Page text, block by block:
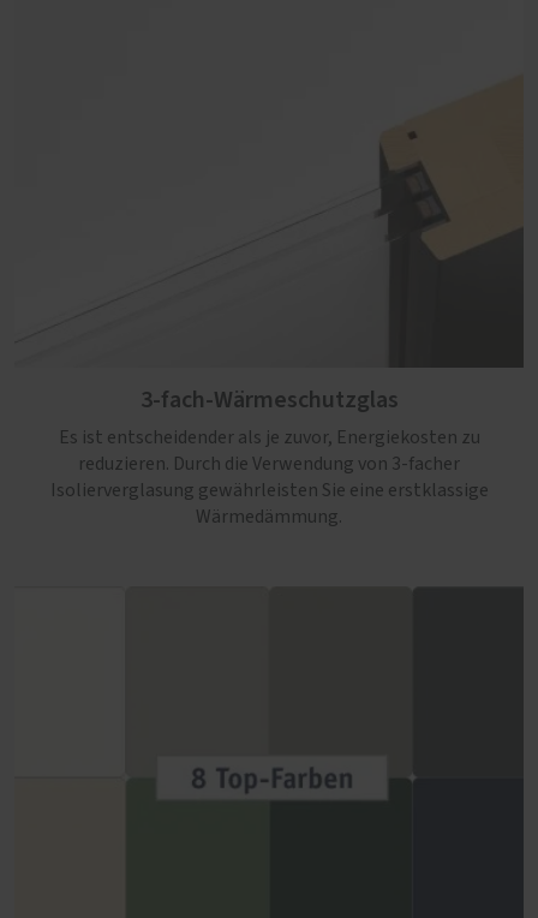
3-fach-Wärmeschutzglas
Es ist entscheidender als je zuvor, Energiekosten zu
reduzieren. Durch die Verwendung von 3-facher
Isolierverglasung gewährleisten Sie eine erstklassige
Wärmedämmung.